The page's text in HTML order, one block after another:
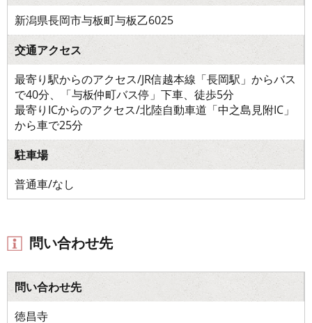
新潟県長岡市与板町与板乙6025
交通アクセス
最寄り駅からのアクセス/JR信越本線「長岡駅」からバス
で40分、「与板仲町バス停」下車、徒歩5分
最寄りICからのアクセス/北陸自動車道「中之島見附IC」
から車で25分
駐車場
普通車/なし
問い合わせ先
問い合わせ先
徳昌寺